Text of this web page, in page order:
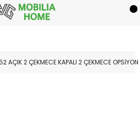
AÇIK 2 ÇEKMECE KAPALI 2 ÇEKMECE OPSİYON